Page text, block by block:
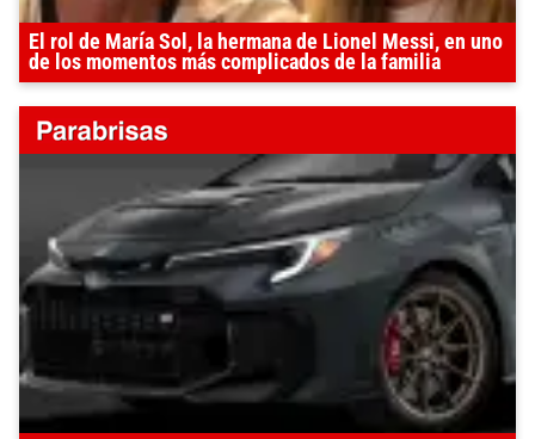
El rol de María Sol, la hermana de Lionel Messi, en uno
de los momentos más complicados de la familia